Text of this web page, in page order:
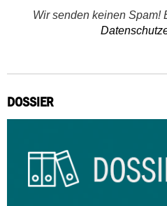
Wir senden keinen Spam!
DOSSIER